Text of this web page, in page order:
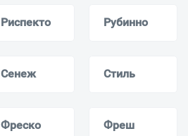
Риспекто Рубинно
Сенеж Стиль
Фреско Фреш